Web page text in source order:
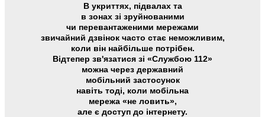
В укриттях, підвалах та
в зонах зі зруйнованими
чи перевантаженими мережами
звичайний дзвінок часто стає неможливим,
коли він найбільше потрібен.
Відтепер зв'язатися зі «Службою 112»
можна через державний
мобільний застосунок
навіть тоді, коли мобільна
мережа «не ловить»,
але є доступ до інтернету.